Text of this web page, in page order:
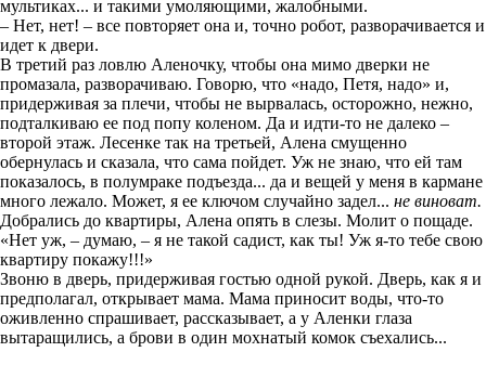
мультиках... и такими умоляющими, жалобными.
– Нет, нет! – все повторяет она и, точно робот, разворачивается и
идет к двери.
В третий раз ловлю Аленочку, чтобы она мимо дверки не
промазала, разворачиваю. Говорю, что «надо, Петя, надо» и,
придерживая за плечи, чтобы не вырвалась, осторожно, нежно,
подталкиваю ее под попу коленом. Да и идти-то не далеко –
второй этаж. Лесенке так на третьей, Алена смущенно
обернулась и сказала, что сама пойдет. Уж не знаю, что ей там
показалось, в полумраке подъезда... да и вещей у меня в кармане
много лежало. Может, я ее ключом случайно задел... не виноват.
Добрались до квартиры, Алена опять в слезы. Молит о пощаде.
«Нет уж, – думаю, – я не такой садист, как ты! Уж я-то тебе свою
квартиру покажу!!!»
Звоню в дверь, придерживая гостью одной рукой. Дверь, как я и
предполагал, открывает мама. Мама приносит воды, что-то
оживленно спрашивает, рассказывает, а у Аленки глаза
вытаращились, а брови в один мохнатый комок съехались...